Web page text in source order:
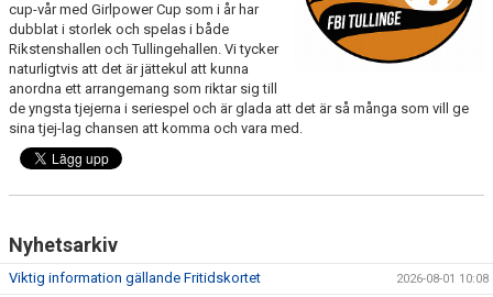
FRITIDSKORTET
NYHETER
PROFILKLÄDER
ÖVERGÅNGSANSVARIG OCH ÖVERGÅNGSPOLICY
FBI TULLINGE HALL OF FAME
cup-vår med Girlpower Cup som i år har
dubblat i storlek och spelas i både
Rikstenshallen och Tullingehallen. Vi tycker
naturligtvis att det är jättekul att kunna
anordna ett arrangemang som riktar sig till
de yngsta tjejerna i seriespel och är glada att det är så många som vill ge
sina tjej-lag chansen att komma och vara med.
Nyhetsarkiv
Viktig information gällande Fritidskortet 2026-08-01 10:08